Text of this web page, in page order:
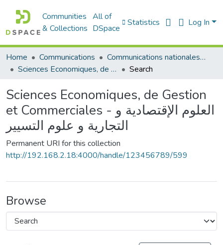
Communities
& Collections
All of
DSpace
Statistics Log In
Home Communications
Communications nationales (مداخلات وطنية)
Sciences Economiques, de Gestion et Commerciales - العلوم الإقتصادية و التجارية و علوم التسيير
Search
Sciences Economiques, de Gestion
et Commerciales - العلوم الإقتصادية و
التجارية و علوم التسيير
Permanent URI for this collection
http://192.168.2.18:4000/handle/123456789/599
Browse